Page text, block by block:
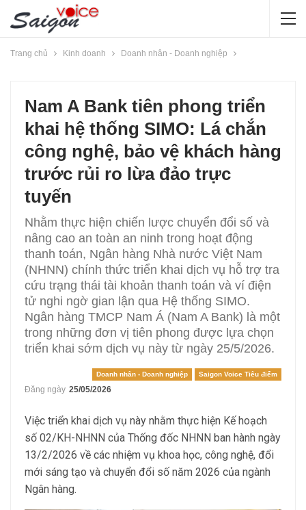
Trang chủ Kinh doanh Doanh nhân - Doanh nghiệp
Nam A Bank tiên phong triển
khai hệ thống SIMO: Lá chắn
công nghệ, bảo vệ khách hàng
trước rủi ro lừa đảo trực
tuyến
Nhằm thực hiện chiến lược chuyển đổi số và
nâng cao an toàn an ninh trong hoạt động
thanh toán, Ngân hàng Nhà nước Việt Nam
(NHNN) chính thức triển khai dịch vụ hỗ trợ tra
cứu trạng thái tài khoản thanh toán và ví điện
tử nghi ngờ gian lận qua Hệ thống SIMO.
Ngân hàng TMCP Nam Á (Nam A Bank) là một
trong những đơn vị tiên phong được lựa chọn
triển khai sớm dịch vụ này từ ngày 25/5/2026.
Doanh nhân - Doanh nghiệp Saigon Voice Tiêu điểm
Đăng ngày 25/05/2026
Việc triển khai dịch vụ này nhằm thực hiện Kế hoạch
số 02/KH-NHNN của Thống đốc NHNN ban hành ngày
13/2/2026 về các nhiệm vụ khoa học, công nghệ, đổi
mới sáng tạo và chuyển đổi số năm 2026 của ngành
Ngân hàng.